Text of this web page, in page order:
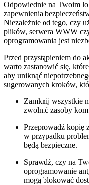
Odpowiednie ‍na Twoim⁤
zapewnienia⁤
Niezależnie od tego, czy‍
plików, serwera WWW
oprogramowania jest
Przed przystąpieniem do
warto zastanowić się,
aby uniknąć⁢
sugerowanych kroków,
Zamknij wszystkie
zwolnić zasoby
Przeprowadź kopię⁤
w ‍przypadku
będą bezpieczne.
Sprawdź, czy na
oprogramowanie​
mogą blokować‍